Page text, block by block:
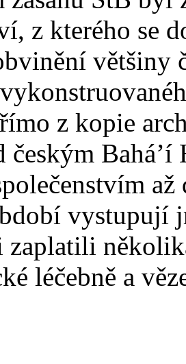
z kterého se
většiny
z kopie
českým
vystupují
zaplatili
léčebně a